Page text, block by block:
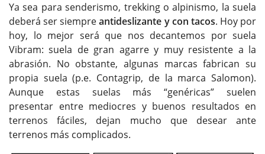
Ya sea para senderismo, trekking o alpinismo, la suela
deberá ser siempreantideslizante y con tacos. Hoy por
hoy, lo mejor será que nos decantemos por suela
Vibram: suela de gran agarre y muy resistente a la
abrasión. No obstante, algunas marcas fabrican su
propia suela (p.e. Contagrip, de la marca Salomon).
Aunque estas suelas más “genéricas” suelen
presentar entre mediocres y buenos resultados en
terrenos fáciles, dejan mucho que desear ante
terrenos más complicados.